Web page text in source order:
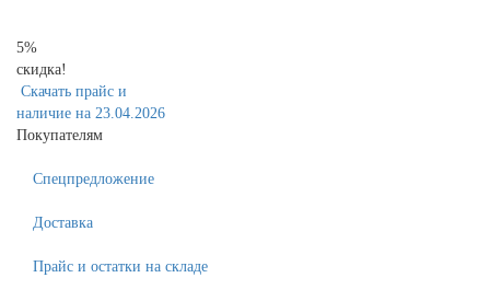
5%
скидка!
Скачать прайс и
наличие на 23.04.2026
Покупателям
Спецпредложение
Доставка
Прайс и остатки на складе